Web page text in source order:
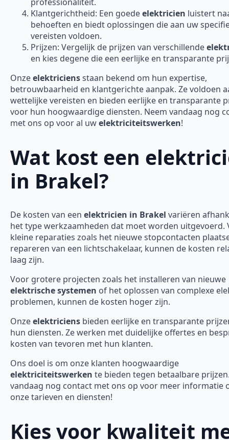
Klantgerichtheid: Een goedeelektricien luistert
behoeften en biedt oplossingen die aan uw
vereisten voldoen.
Prijzen: Vergelijk de prijzen van verschillende
en kies degene die een eerlijke en transparante
Onzeelektriciensstaan bekend om hun expertise,
betrouwbaarheid en klantgerichte aanpak. Ze voldoen
wettelijke vereisten en bieden eerlijke en transparante
voor hun hoogwaardige diensten. Neem vandaag nog
met ons op voor al uwelektriciteitswerken!
Wat kost een
in Brakel?
De kosten van een elektricien in Brakel variëren
het type werkzaamheden dat moet worden uitgevoerd.
kleine reparaties zoals het nieuwe stopcontacten
repareren van een lichtschakelaar, kunnen de kosten
laag zijn.
Voor grotere projecten zoals het installeren van nieuwe
elektrische systemen of het oplossen van complexe
problemen, kunnen de kosten hoger zijn.
Onzeelektriciens bieden eerlijke en transparante
hun diensten. Ze werken met duidelijke offertes en
kosten van tevoren met hun klanten.
Ons doel is om onze klanten hoogwaardige
elektriciteitswerken te bieden tegen betaalbare
vandaag nog contact met ons op voor meer informatie
onze tarieven en diensten!
Kies voor kwaliteit